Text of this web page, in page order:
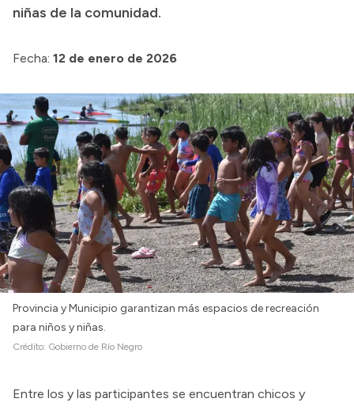
Consulta de expedientes
Convocatorias
Intranet
Login
niñas de la comunidad.
Fecha: 12 de enero de 2026
Provincia y Municipio garantizan más espacios de recreación
para niños y niñas.
Crédito: Gobierno de Río Negro
Entre los y las participantes se encuentran chicos y